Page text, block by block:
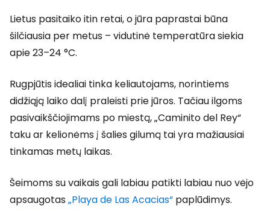
Lietus pasitaiko itin retai, o jūra paprastai būna
šilčiausia per metus – vidutinė temperatūra siekia
apie 23–24 °C.
Rugpjūtis idealiai tinka keliautojams, norintiems
didžiąją laiko dalį praleisti prie jūros. Tačiau ilgoms
pasivaikščiojimams po miestą, „Caminito del Rey“
taku ar kelionėms į šalies gilumą tai yra mažiausiai
tinkamas metų laikas.
Šeimoms su vaikais gali labiau patikti labiau nuo vėjo
apsaugotas„Playa de Las Acacias“ paplūdimys.